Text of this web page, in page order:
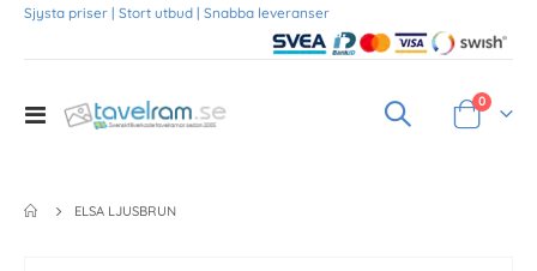
Sjysta priser | Stort utbud | Snabba leveranser
Toggle
Varukorg
0
ELSA LJUSBRUN